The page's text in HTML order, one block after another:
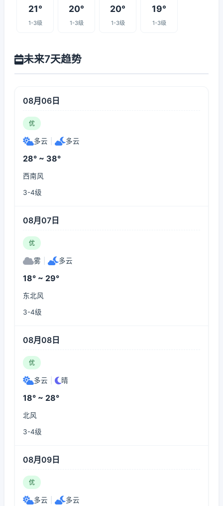
21°
1-3级
20°
1-3级
20°
1-3级
19°
1-3级
未来7天趋势
08月06日
优
多云 多云
28° ~ 38°
西南风
3-4级
08月07日
优
雾 多云
18° ~ 29°
东北风
3-4级
08月08日
优
多云 晴
18° ~ 28°
北风
3-4级
08月09日
优
多云 多云